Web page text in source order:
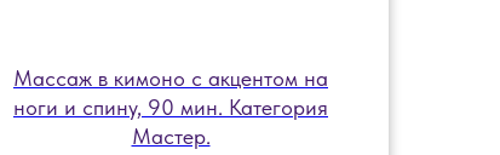
Массаж в кимоно с акцентом на
ноги и спину, 90 мин. Категория
Мастер.